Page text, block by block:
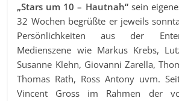
„Stars um 10 – Hautnah“sein
32 Wochen begrüßte er jeweils
Persönlichkeiten aus der
Medienszene wie Markus Krebs,
Susanne Klehn, Giovanni Zarella,
Thomas Rath, Ross Antony uvm.
Vincent Gross im Rahmen der